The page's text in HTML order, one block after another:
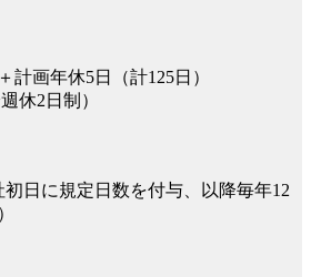
画年休5日（計125日）
休2日制）
日に規定日数を付与、以降毎年12